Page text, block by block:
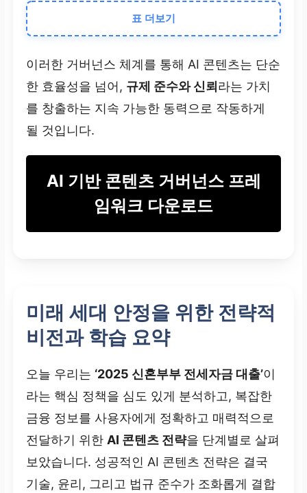
익명화 및 정기적인 데이
터 편향성 검토,금융정보
보호법 및 개인정보보호
법 준수
보이스 유지, 일관된 스타
일 및법규 준수
인간 전문가의 최종 검토
투명성 및 책임
AI 생성 사실 고지, 책임
소재 명확화,과장 광고
면책 조항 명시 및 오류
발생 시 즉각적인 수정 시
스템 구축, 금융당국 지침
표 더보기
이러한 거버넌스 체계를 통해 AI 콘텐츠는 단순
한 효율성을 넘어, 규제 준수와 신뢰 라는 가치
를 창출하는 지속 가능한 동력으로 작동하게
될 것입니다.
AI 기반 콘텐츠 거버넌스 프레
임워크 다운로드
미래 세대 안정을 위한 전략적
비전과 학습 요약
오늘 우리는 ‘2025 신혼부부 전세자금 대출’이
라는 핵심 정책을 심도 있게 분석하고, 복잡한
금융 정보를 사용자에게 정확하고 매력적으로
전달하기 위한 AI 콘텐츠 전략을 단계별로 살펴
보았습니다. 성공적인 AI 콘텐츠 전략은 결국
기술, 윤리, 그리고 법규 준수가 조화롭게 결합